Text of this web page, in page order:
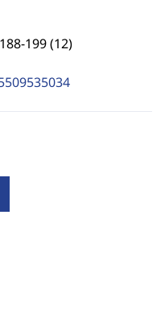
199 (12)